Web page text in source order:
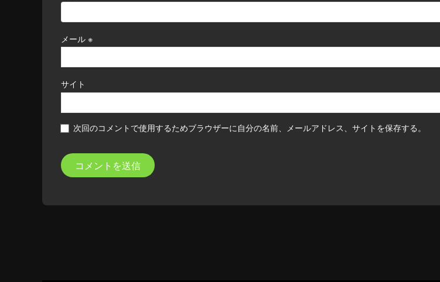
メール※
サイト
次回のコメントで使用するためブラウザーに自分の名前、メールアドレス、サイトを保存する。